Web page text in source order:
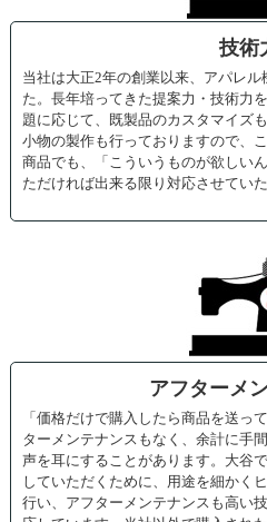
技術
当社は大正2年の創業以来、アパレ
た。長年培ってきた提案力・技術力
題に応じて、既製品のカスタマイズ
小物の製作も行っておりますので、
商品でも、「こういうものが欲し
ただければ出来る限り対応させていた
アフターメ
「価格だけで購入したら商品を送っ
ターメンテナンスもなく、余計に手
声を耳にすることがあります。大谷
していただくために、用途を細かく
行い、アフターメンテナンスも高い